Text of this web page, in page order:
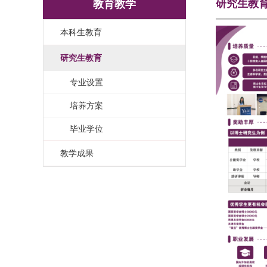
教育教学
本科生教育
研究生教育
专业设置
培养方案
毕业学位
教学成果
研究生教